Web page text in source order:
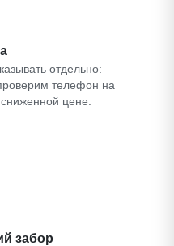
отдельно:
телефон на
цене.
забор